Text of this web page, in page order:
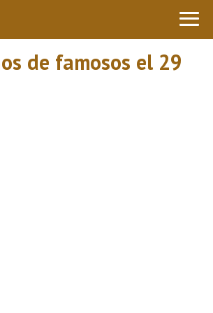
de famosos el 29